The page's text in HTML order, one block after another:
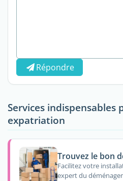
Répondre
Services indispensables
expatriation
Trouvez le bon
Facilitez votre
expert du